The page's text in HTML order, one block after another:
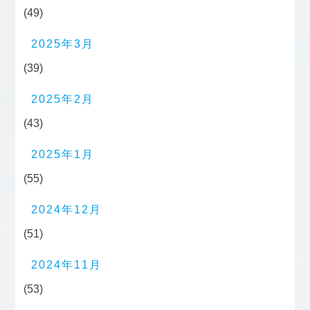
(49)
2025年3月
(39)
2025年2月
(43)
2025年1月
(55)
2024年12月
(51)
2024年11月
(53)